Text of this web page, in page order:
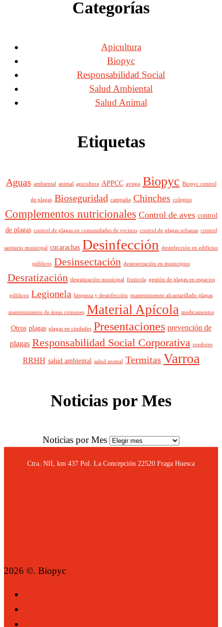
Categorías
Apicultura
Biopyc
Responsabilidad Social
Salud Ambiental
Salud Animal
Etiquetas
Aguas ambiental animal apicultura APPCC avispa Biopyc Biopyc control
de plagas Bioseguridad campaña Chinches colegios
Complementos nutricionales Control de aves control
de plagas control de plagas en comunidades de vecinos control de plagas urbanas control
sanitario municipal cucarachas Desinfección desinfección en edificios
públicos Desinsectación desinsectación en municipios
Desratización desratización municipal fruticola gestión de plagas en espacios
públicos Legionela limpieza y desinfección mantenimiento alcantarillado plagas
mantenimiento de áreas comunes Material Apícola medicamentos
Otros plagas plagas en ciudades Presentaciones prevención de
plagas Responsabilidad Social Corporativa roedores
RRHH salud ambiental salud animal Termitas Varroa
Noticias por Mes
Noticias por Mes
Ctra. NII, km 437 Pol. La Concepción 22520 Fraga Huesca
2026 ©. Biopyc